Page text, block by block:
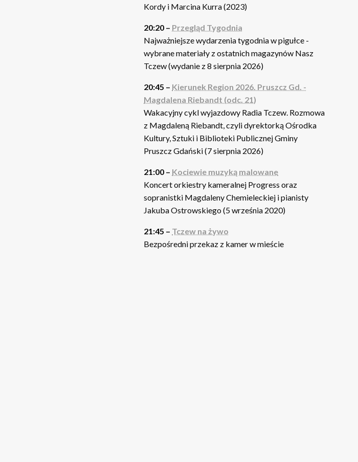
Kordy i Marcina Kurra (2023)
20:20 – Przegląd Tygodnia
Najważniejsze wydarzenia tygodnia w pigułce -
wybrane materiały z ostatnich magazynów Nasz
Tczew (wydanie z 8 sierpnia 2026)
20:45 – Kierunek Region 2026. Pruszcz Gd. -
Magdalena Riebandt (odc. 21)
Wakacyjny cykl wyjazdowy Radia Tczew. Rozmowa
z Magdaleną Riebandt, czyli dyrektorką Ośrodka
Kultury, Sztuki i Biblioteki Publicznej Gminy
Pruszcz Gdański (7 sierpnia 2026)
21:00 – Kociewie muzyką malowane
Koncert orkiestry kameralnej Progress oraz
sopranistki Magdaleny Chemieleckiej i pianisty
Jakuba Ostrowskiego (5 września 2020)
21:45 – Tczew na żywo
Bezpośredni przekaz z kamer w mieście